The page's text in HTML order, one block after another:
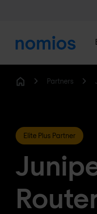
Partners
Elite Plus Partner